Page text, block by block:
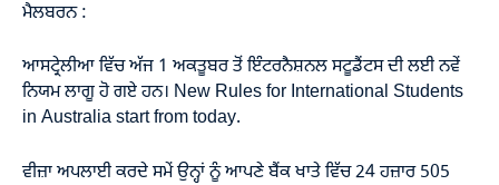
ਮੈਲਬਰਨ :
ਆਸਟ੍ਰੇਲੀਆ ਵਿੱਚ ਅੱਜ 1 ਅਕਤੂਬਰ ਤੋਂ ਇੰਟਰਨੈਸ਼ਨਲ ਸਟੂਡੈਂਟਸ ਦੀ ਲਈ ਨਵੇਂ
ਨਿਯਮ ਲਾਗੂ ਹੋ ਗਏ ਹਨ। New Rules for International Students
in Australia start from today.
ਵੀਜ਼ਾ ਅਪਲਾਈ ਕਰਦੇ ਸਮੇਂ ਉਨ੍ਹਾਂ ਨੂੰ ਆਪਣੇ ਬੈਂਕ ਖਾਤੇ ਵਿੱਚ 24 ਹਜ਼ਾਰ 505